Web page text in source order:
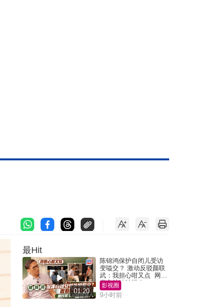
最Hit
01:20
陈锦鸿保护自闭儿受访
变嗌交？ 激动反驳颜联
武：我担心咁又点 网民
批主持咄咄逼人
影视圈
9小时前